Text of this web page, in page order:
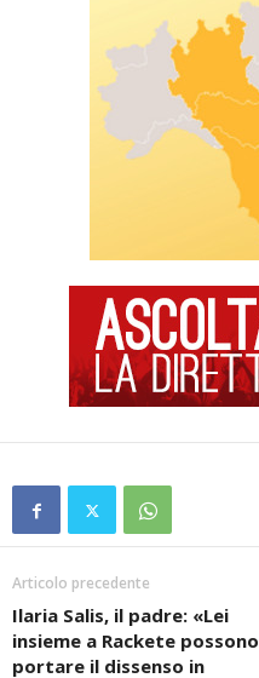
Articolo precedente
Ilaria Salis, il padre: «Lei
insieme a Rackete possono
portare il dissenso in